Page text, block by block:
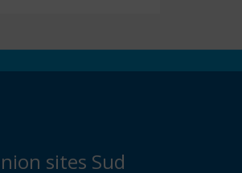
sites Sud